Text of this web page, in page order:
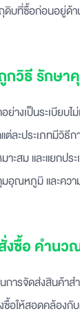
บที่ซื้อก่อนอยู่ด้
กวิธี รักษ
างเป็นระเบียบ
ละประเภทมีวิธี
าะสม และแยกป
อุณหภูมิ และคว
งซื้อ คำนว
นการจัดส่งสินค้
ซื้อให้สอดคล้อง